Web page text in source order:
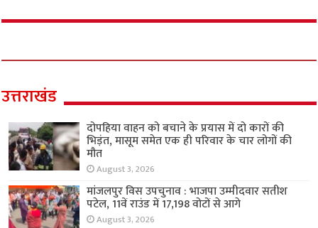
उत्तराखंड
दोपहिया वाहन को बचाने के प्रयास में दो कारों की
भिड़ंत, मासूम समेत एक ही परिवार के चार लोगों की
मौत
August 3, 2026
मांजलपुर विस उपचुनाव : भाजपा उम्मीदवार सतीश
पटेल, 11वें राउंड में 17,198 वोटों से आगे
August 3, 2026